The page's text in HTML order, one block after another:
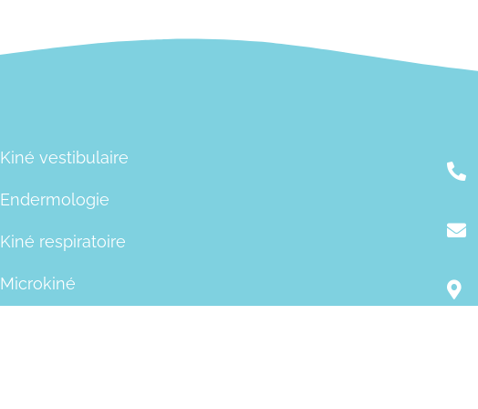
Kiné vestibulaire
Endermologie
Kiné respiratoire
Microkiné